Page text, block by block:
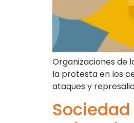
Organizaciones de
la protesta en los
ataques y